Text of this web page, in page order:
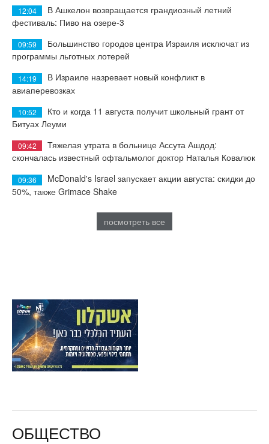
12:04
В Ашкелон возвращается грандиозный летний
фестиваль: Пиво на озере-3
09:59
Большинство городов центра Израиля исключат из
программы льготных лотерей
14:19
В Израиле назревает новый конфликт в
авиаперевозках
10:52
Кто и когда 11 августа получит школьный грант от
Битуах Леуми
09:42
Тяжелая утрата в больнице Ассута Ашдод:
скончалась известный офтальмолог доктор Наталья Ковалюк
09:36
McDonald's Israel запускает акции августа: скидки до
50%, также Grimace Shake
посмотреть все
ОБЩЕСТВО